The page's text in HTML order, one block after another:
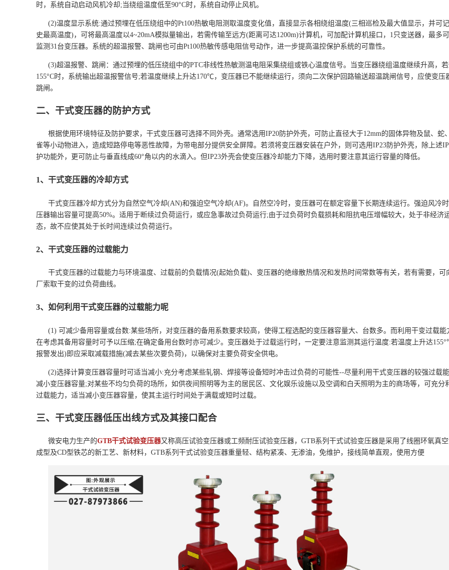
时，系统自动启动风机冷却;当绕组温度低至90°C时，系统自动停止风机。
(2)温度显示系统:通过预埋在低压绕组中的Pt100热敏电阻测取温度变化值，直接显示各相绕组温度(三相巡检及最大值显示，并可
史最高温度)，可将最高温度以4~20mA模拟量输出，若需传输至远方(距离可达1200m)计算机，可加配计算机接口，1只变送器，最多
监测31台变压器。系统的超温报警、跳闸也可由Pt100热敏传感电阻信号动作，进一步提高温控保护系统的可靠性。
(3)超温报警、跳闸：通过预埋的低压绕组中的PTC非线性热敏测温电阻采集绕组或铁心温度信号。当变压器绕组温度继续升高，若
155°C时，系统输出超温报警信号;若温度继续上升达170℃，变压器已不能继续运行，须向二次保护回路输送超温跳闸信号，应使变压
跳闸。
二、干式变压器的防护方式
根据使用环境特征及防护要求，干式变压器可选择不同外壳。通常选用IP20防护外壳，可防止直径大于12mm的固体异物及鼠、蛇
雀等小动物进入，造成短路停电等恶性故障，为带电部分提供安全屏障。若须将变压器安装在户外，则可选用IP23防护外壳，除上述
护功能外，更可防止与垂直线成60°角以内的水滴入。但IP23外壳会使变压器冷却能力下降，选用时要注意其运行容量的降低。
1、干式变压器的冷却方式
干式变压器冷却方式分为自然空气冷却(AN)和强迫空气冷却(AF)。自然空冷时，变压器可在额定容量下长期连续运行。强迫风冷
压器输出容量可提高50%。适用于断续过负荷运行，或应急事故过负荷运行;由于过负荷时负载损耗和阻抗电压增幅较大，处于非经济
态，故不应使其处于长时间连续过负荷运行。
2、干式变压器的过载能力
干式变压器的过载能力与环境温度、过载前的负载情况(起始负载)、变压器的绝缘散热情况和发热时间常数等有关，若有需要，可
厂索取干变的过负荷曲线。
3、如何利用干式变压器的过载能力呢
(1) 可减少备用容量或台数:某些场所，对变压器的备用系数要求较高，使得工程选配的变压器容量大、台数多。而利用干变过载能
在考虑其备用容量时可予以压缩;在确定备用台数时亦可减少。变压器处于过载运行时，一定要注意监测其运行温度:若温度上升达
报警发出)即应采取减载措施(减去某些次要负荷)，以确保对主要负荷安全供电。
(2)选择计算变压器容量时可适当减小:充分考虑某些轧钢、焊接等设备短时冲击过负荷的可能性--尽量利用干式变压器的较强过载
减小变压器容量;对某些不均匀负荷的场所，如供夜间照明等为主的居民区、文化娱乐设施以及空调和白天照明为主的商场等，可充分
过载能力，适当减小变压器容量，使其主运行时间处于满载或短时过载。
三、干式变压器低压出线方式及其接口配合
微安电力生产的GTB干式试验变压器又称高压试验变压器或工频耐压试验变压器，GTB系列干式试验变压器是采用了线圈环氧真
成型及CD型铁芯的新工艺、新材料，GTB系列干式试验变压器重量轻、结构紧凑、无渗油，免维护，接线简单直观，使用方便